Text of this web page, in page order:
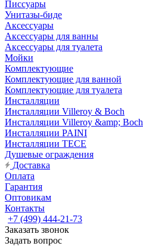
Писсуары
Унитазы-биде
Аксессуары
Аксессуары для ванны
Аксессуары для туалета
Мойки
Комплектующие
Комплектующие для ванной
Комплектующие для туалета
Инсталляции
Инсталляции Villeroy & Boch
Инсталляции Villeroy &amp; Boch
Инсталляции PAINI
Инсталляции TECE
Душевые ограждения
Доставка
Оплата
Гарантия
Оптовикам
Контакты
+7 (499) 444-21-73
Заказать звонок
Задать вопрос